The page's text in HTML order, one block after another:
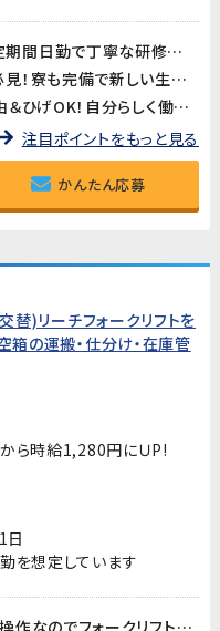
未経験者大歓迎！入社直後は一定期間日勤で丁寧な研修がありますので安心してスタートできます!
即日勤務OK！スグに働きたい方必見！寮も完備で新しい生活をすぐにスタートできます!
20代～40代男性活躍中!髪型自由＆ひげOK！自分らしく働けます!
注目ポイントをもっと見る
かんたん応募
)リーチフォークリフトを
箱の運搬・仕分け・在庫管
ら時給1,280円にＵP!
日
を想定しています
1日の8割程度はフォークリフトの操作なのでフォークリフト作業が好きな方にはおすすめ！